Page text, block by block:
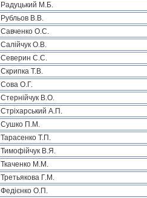
Радуцький М.Б.
Рубльов В.В.
Савченко О.С.
Салійчук О.В.
Северин С.С.
Скрипка Т.В.
Сова О.Г.
Стернійчук В.О.
Стріхарський А.П.
Сушко П.М.
Тарасенко Т.П.
Тимофійчук В.Я.
Ткаченко М.М.
Третьякова Г.М.
Федієнко О.П.